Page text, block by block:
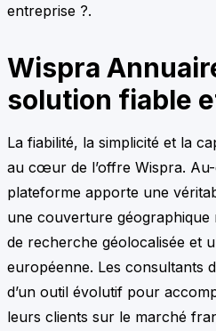
entreprise ?.
Wispra
solution fiable
La fiabilité, la simplicité et la
au cœur de l’offre Wispra.
plateforme apporte une
une couverture
de recherche géolocalisée et
européenne. Les consultants
d’un outil évolutif pour
leurs clients sur le marché